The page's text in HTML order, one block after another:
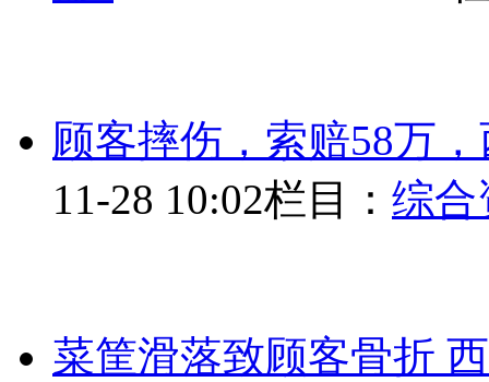
顾客摔伤，索赔58万
11-28 10:02栏目： 综合
菜筐滑落致顾客骨折